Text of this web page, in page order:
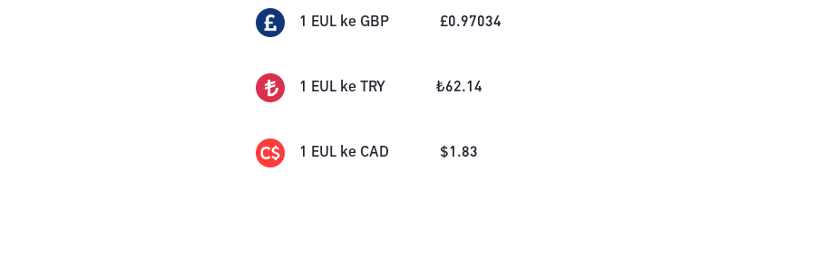
1 EUL ke GBP £0.97034
1 EUL ke TRY ₺62.14
1 EUL ke CAD $1.83